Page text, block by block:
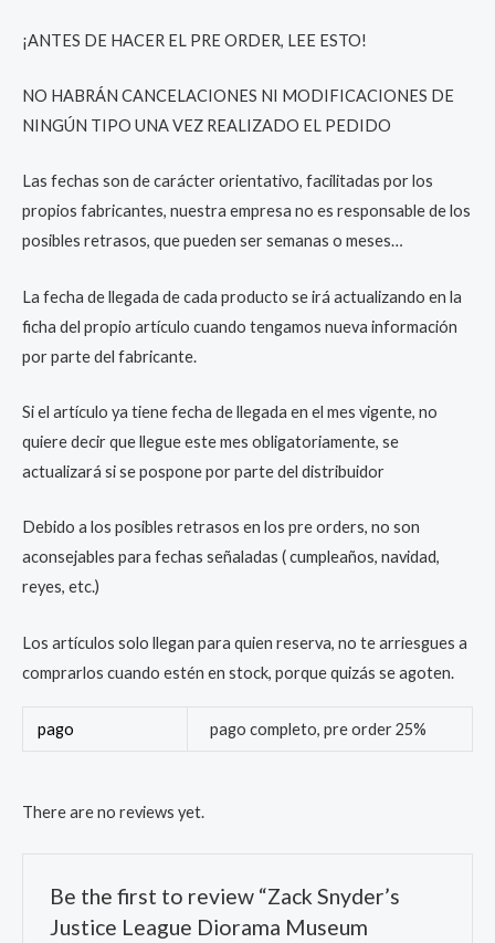
¡ANTES DE HACER EL PRE ORDER, LEE ESTO!
NO HABRÁN CANCELACIONES NI MODIFICACIONES DE
NINGÚN TIPO UNA VEZ REALIZADO EL PEDIDO
Las fechas son de carácter orientativo, facilitadas por los
propios fabricantes, nuestra empresa no es responsable de los
posibles retrasos, que pueden ser semanas o meses…
La fecha de llegada de cada producto se irá actualizando en la
ficha del propio artículo cuando tengamos nueva información
por parte del fabricante.
Si el artículo ya tiene fecha de llegada en el mes vigente, no
quiere decir que llegue este mes obligatoriamente, se
actualizará si se pospone por parte del distribuidor
Debido a los posibles retrasos en los pre orders, no son
aconsejables para fechas señaladas ( cumpleaños, navidad,
reyes, etc.)
Los artículos solo llegan para quien reserva, no te arriesgues a
comprarlos cuando estén en stock, porque quizás se agoten.
pago pago completo, pre order 25%
There are no reviews yet.
Be the first to review “Zack Snyder’s
Justice League Diorama Museum